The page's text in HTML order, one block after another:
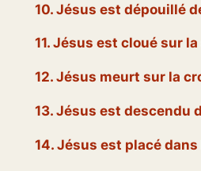
10. Jésus est dépouillé
11. Jésus est cloué sur
12. Jésus meurt sur la
13. Jésus est descendu
14. Jésus est placé